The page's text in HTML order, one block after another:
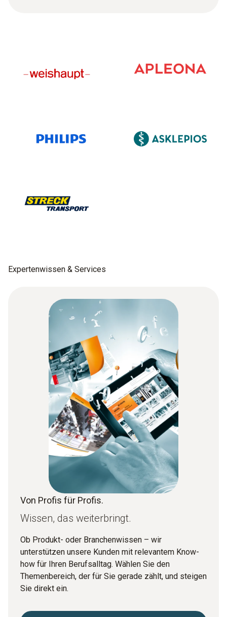
Expertenwissen & Services
Von Profis für Profis.
Wissen, das weiterbringt.
Ob Produkt- oder Branchenwissen – wir
unterstützen unsere Kunden mit relevantem Know-
how für Ihren Berufsalltag. Wählen Sie den
Themenbereich, der für Sie gerade zählt, und steigen
Sie direkt ein.